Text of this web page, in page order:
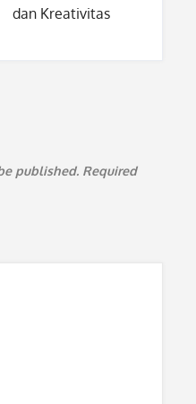
dan Kreativitas
published. Required